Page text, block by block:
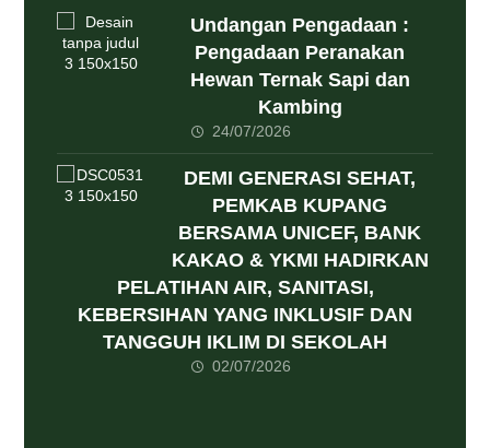
Undangan Pengadaan :
Pengadaan Peranakan
Hewan Ternak Sapi dan
Kambing
24/07/2026
DEMI GENERASI SEHAT,
PEMKAB KUPANG
BERSAMA UNICEF, BANK
KAKAO & YKMI HADIRKAN
PELATIHAN AIR, SANITASI,
KEBERSIHAN YANG INKLUSIF DAN
TANGGUH IKLIM DI SEKOLAH
02/07/2026